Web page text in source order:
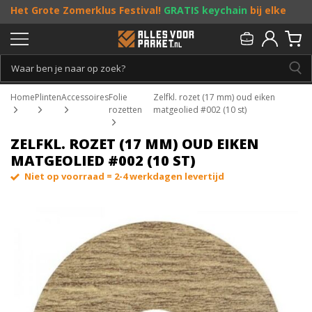
Het Grote Zomerklus Festival! GRATIS keychain bij elke
bestelling vanaf €25, entoffe acties! Doe je mee?
Persoonlijk & gratis advies:013 - 207 00 01
HomePlintenAccessoiresFolie
rozetten
Zelfkl. rozet (17 mm) oud eiken
matgeolied #002 (10 st)
ZELFKL. ROZET (17 MM) OUD EIKEN
MATGEOLIED #002 (10 ST)
Niet op voorraad = 2-4 werkdagen levertijd